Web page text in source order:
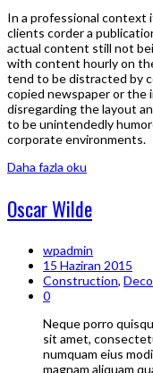
In a professional
clients corder a
actual content still not
with content hourly on
tend to be distracted by
copied newspaper or
disregarding the layout
to be unintendedly
corporate environments.
Daha fazla oku
Oscar Wilde
wpadmin
15 Haziran 2015
Construction,
0
Neque porro
sit amet,
numquam eius
magnam aliquam